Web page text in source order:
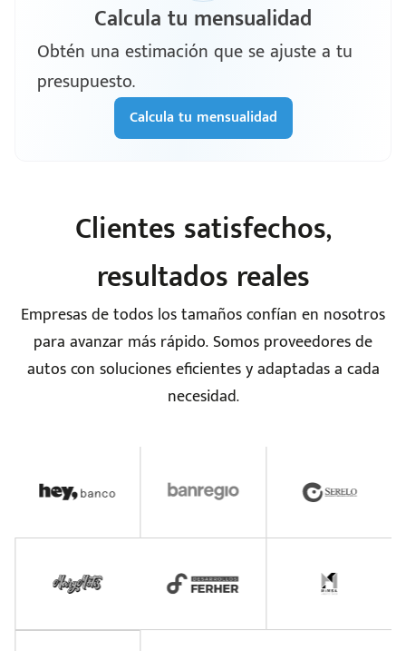
Calcula tu mensualidad
Obtén una estimación que se ajuste a tu
presupuesto.
Calcula tu mensualidad
Clientes satisfechos,
resultados reales
Empresas de todos los tamaños confían en nosotros
para avanzar más rápido. Somos proveedores de
autos con soluciones eficientes y adaptadas a cada
necesidad.